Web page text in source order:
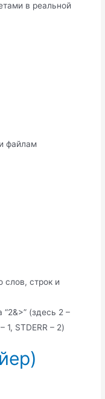
в реальной
файлам
слов, строк и
(здесь 2 –
1, STDERR – 2)